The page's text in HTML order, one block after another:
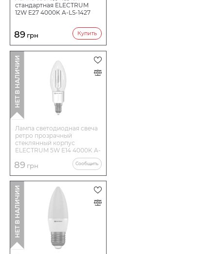
стандартная ELECTRUM
12W E27 4000K A-LS-1427
89 грн Купить
Лампа светодиодная свеча
ретро прозрачный
стеклянный корпус
ELECTRUM 5W E14 4000K A-
89 грн Сообщить
НЕТ В НАЛИЧИИ
НЕТ В НАЛИЧИИ